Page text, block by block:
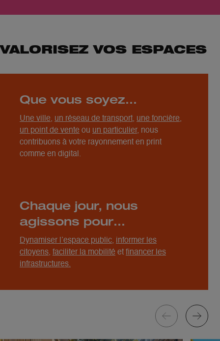
VALORISEZ VOS ESPACES
Que vous soyez…
Une ville, un réseau de transport, une foncière,
un point de vente ou un particulier, nous
contribuons à votre rayonnement en print
comme en digital.
Chaque jour, nous
agissons pour…
Dynamiser l’espace public,
informer les
citoyens, faciliter la mobilité et financer les
infrastructures.